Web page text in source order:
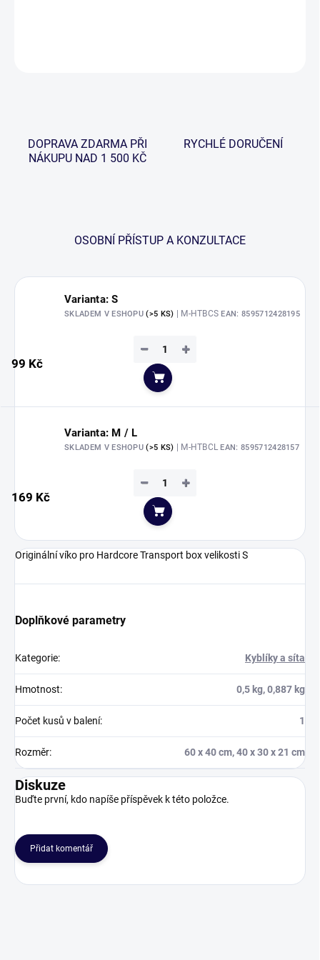
DOPRAVA ZDARMA PŘI
NÁKUPU NAD 1 500 KČ
RYCHLÉ DORUČENÍ
OSOBNÍ PŘÍSTUP A KONZULTACE
Varianta: S
SKLADEM V ESHOPU(>5 KS) | M-HTBCSEAN: 8595712428195
99 Kč
+
−
Do košíku
Varianta: M / L
SKLADEM V ESHOPU(>5 KS) | M-HTBCLEAN: 8595712428157
169 Kč
+
−
Do košíku
Originální víko pro Hardcore Transport box velikosti S
Doplňkové parametry
Kategorie: Kyblíky a síta
Hmotnost: 0,5 kg, 0,887 kg
Počet kusů v balení: 1
Rozměr: 60 x 40 cm, 40 x 30 x 21 cm
Diskuze
Buďte první, kdo napíše příspěvek k této položce.
Přidat komentář